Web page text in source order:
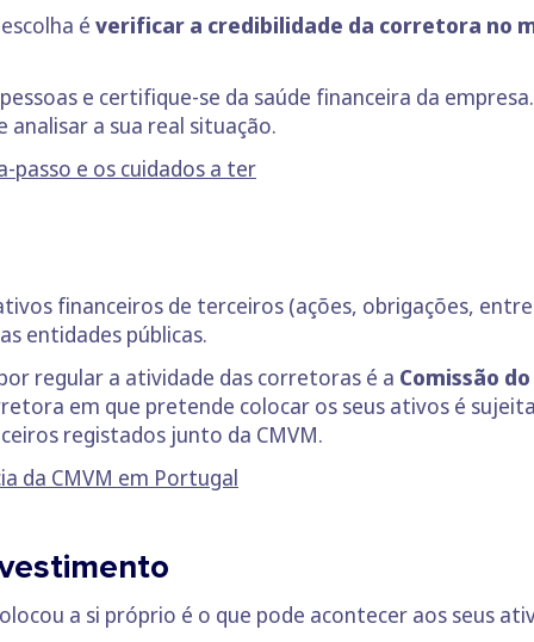
é verificar a credibilidade da corretora no
e certifique-se da saúde financeira da
a sua real situação.
passo e os cuidados a ter
financeiros de terceiros (ações, obrigações,
entidades públicas.
regular a atividade das corretoras é a Comissão
em que pretende colocar os seus ativos é
registados junto da CMVM.
da CMVM em Portugal
a si próprio é o que pode acontecer aos seus